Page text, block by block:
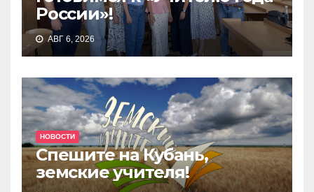
России»!
АВГ 6, 2026
НОВОСТИ
Спешите на Кубань,
земские учителя!